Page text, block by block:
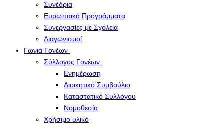
Συνέδρια
Ευρωπαϊκά Προγράμματα
Συνεργασίες με Σχολεία
Διαγωνισμοί
Γωνιά Γονέων
Σύλλογος Γονέων
Ενημέρωση
Διοικητικό Συμβούλιο
Καταστατικό Συλλόγου
Νομοθεσία
Χρήσιμο υλικό